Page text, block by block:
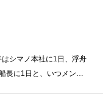
シマノ本社に1日、浮舟
長に1日と、いつメン…